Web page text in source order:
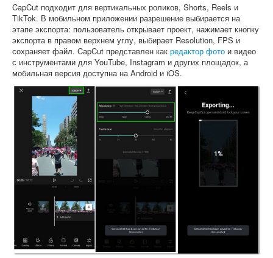
CapCut подходит для вертикальных роликов, Shorts, Reels и
TikTok. В мобильном приложении разрешение выбирается на
этапе экспорта: пользователь открывает проект, нажимает кнопку
экспорта в правом верхнем углу, выбирает Resolution, FPS и
сохраняет файл. CapCut представлен как редактор фото и видео
с инструментами для YouTube, Instagram и других площадок, а
мобильная версия доступна на Android и iOS.